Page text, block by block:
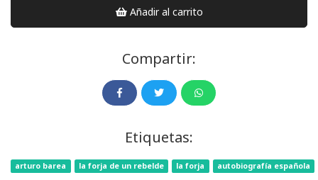
Añadir al carrito
Compartir:
Etiquetas:
arturo barea la forja de un rebelde la forja autobiografía española